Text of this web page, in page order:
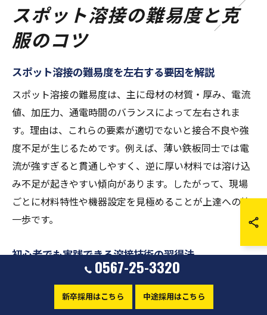
スポット溶接の難易度と克
服のコツ
スポット溶接の難易度を左右する要因を解説
スポット溶接の難易度は、主に母材の材質・厚み、電流
値、加圧力、通電時間のバランスによって左右されま
す。理由は、これらの要素が適切でないと接合不良や強
度不足が生じるためです。例えば、薄い鉄板同士では電
流が強すぎると貫通しやすく、逆に厚い材料では溶け込
み不足が起きやすい傾向があります。したがって、現場
ごとに材料特性や機器設定を見極めることが上達への第
一歩です。
初心者でも実践できる溶接技術の習得法
初心者がスポット溶接技術を習得するには、基礎理論の
理解と反復練習が重要です。なぜなら、理論を知ること
0567-25-3320
新卒採用はこちら 中途採用はこちら